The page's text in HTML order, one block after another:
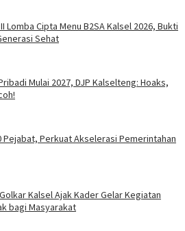
Lomba Cipta Menu B2SA Kalsel 2026, Bukti
Sehat
Mulai 2027, DJP Kalselteng: Hoaks,
Pejabat, Perkuat Akselerasi Pemerintahan
Kalsel Ajak Kader Gelar Kegiatan
bagi Masyarakat